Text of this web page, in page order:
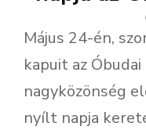
Május 24-én,
kapuit az
nagyközönség
nyílt napja